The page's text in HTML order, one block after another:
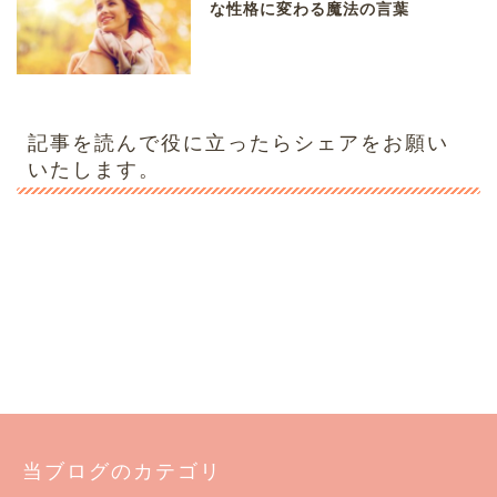
な性格に変わる魔法の言葉
記事を読んで役に立ったらシェアをお願い
いたします。
当ブログのカテゴリ